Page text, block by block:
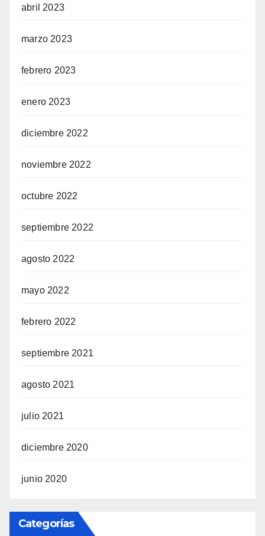
abril 2023
marzo 2023
febrero 2023
enero 2023
diciembre 2022
noviembre 2022
octubre 2022
septiembre 2022
agosto 2022
mayo 2022
febrero 2022
septiembre 2021
agosto 2021
julio 2021
diciembre 2020
junio 2020
Categorías